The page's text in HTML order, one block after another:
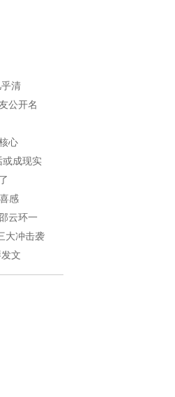
清
公开名
心
或成现实
感
云环一
大冲击袭
文